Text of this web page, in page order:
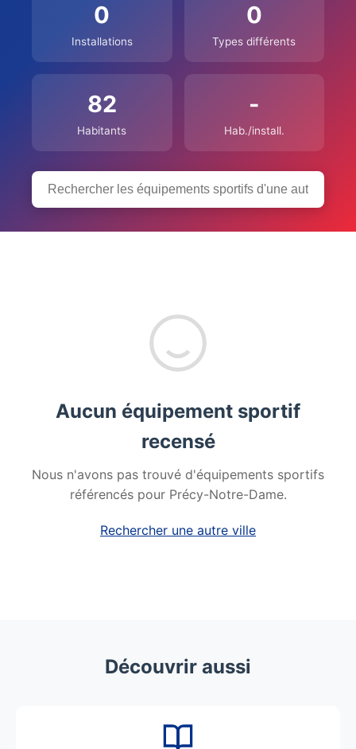
0
Installations
0
Types différents
82
Habitants
-
Hab./install.
Aucun équipement sportif
recensé
Nous n'avons pas trouvé d'équipements sportifs
référencés pour Précy-Notre-Dame.
Rechercher une autre ville
Découvrir aussi